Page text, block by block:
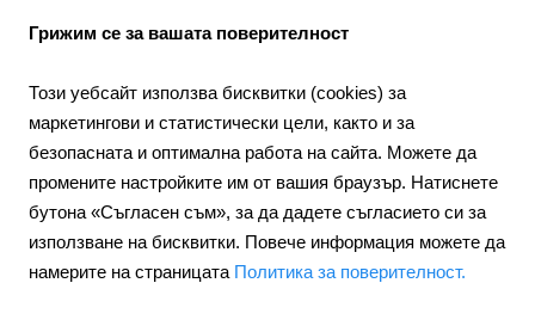
SEO промотиране
Цени
Поддръжка
Портал за поддръжка
Напишете запитване
Грижим се за вашата поверителност
Този уебсайт използва бисквитки (cookies) за
маркетингови и статистически цели, както и за
безопасната и оптимална работа на сайта. Можете да
промените настройките им от вашия браузър. Натиснете
бутона «Съгласен съм», за да дадете съгласието си за
използване на бисквитки. Повече информация можете да
намерите на страницата Политика за поверителност.